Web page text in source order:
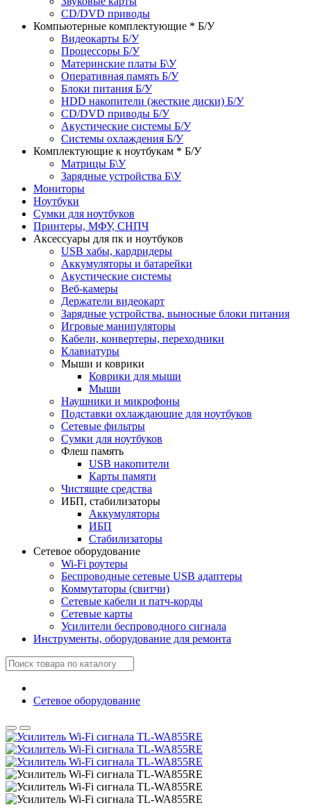
CD/DVD приводы
Компьютерные комплектующие * Б/У
Видеокарты Б/У
Процессоры Б/У
Материнские платы Б\У
Оперативная память Б/У
Блоки питания Б/У
HDD накопители (жесткие диски) Б/У
CD/DVD приводы Б/У
Акустические системы Б/У
Системы охлаждения Б/У
Комплектующие к ноутбукам * Б/У
Матрицы Б\У
Зарядные устройства Б\У
Мониторы
Ноутбуки
Сумки для ноутбуков
Принтеры, МФУ, СНПЧ
Аксессуары для пк и ноутбуков
USB хабы, кардридеры
Аккумуляторы и батарейки
Акустические системы
Веб-камеры
Держатели видеокарт
Зарядные устройства, выносные блоки питания
Игровые манипуляторы
Кабели, конвертеры, переходники
Клавиатуры
Мыши и коврики
Коврики для мыши
Мыши
Наушники и микрофоны
Подставки охлаждающие для ноутбуков
Сетевые фильтры
Сумки для ноутбуков
Флеш память
USB накопители
Карты памяти
Чистящие средства
ИБП, стабилизаторы
Аккумуляторы
ИБП
Стабилизаторы
Сетевое оборудование
Wi-Fi роутеры
Беспроводные сетевые USB адаптеры
Коммутаторы (свитчи)
Сетевые кабели и патч-корды
Сетевые карты
Усилители беспроводного сигнала
Инструменты, оборудование для ремонта
Сетевое оборудование